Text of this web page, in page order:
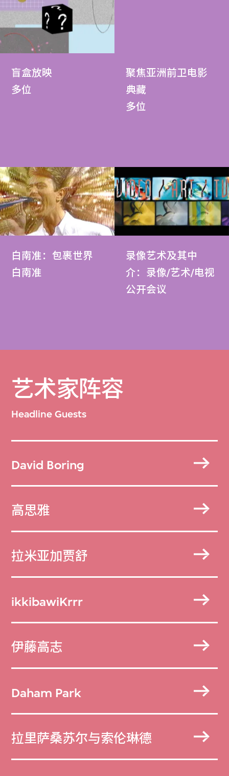
盲盒放映
多位
聚焦亚洲前卫电影
典藏
多位
白南准：包裹世界
白南准
录像艺术及其中
介：录像/艺术/电视
公开会议
艺术家阵容
Headline Guests
David Boring
高思雅
拉米亚加贾舒
ikkibawiKrrr
伊藤高志
Daham Park
拉里萨桑苏尔与索伦琳德